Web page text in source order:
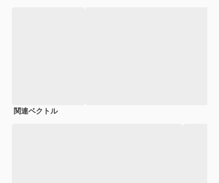
関連ベクトル